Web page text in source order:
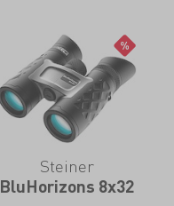
Steiner
BluHorizons 8x32